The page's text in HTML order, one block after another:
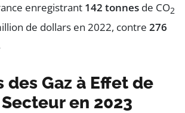
enregistrant 142 tonnes de CO2
de dollars en 2022, contre 276
des Gaz à Effet de
en 2023